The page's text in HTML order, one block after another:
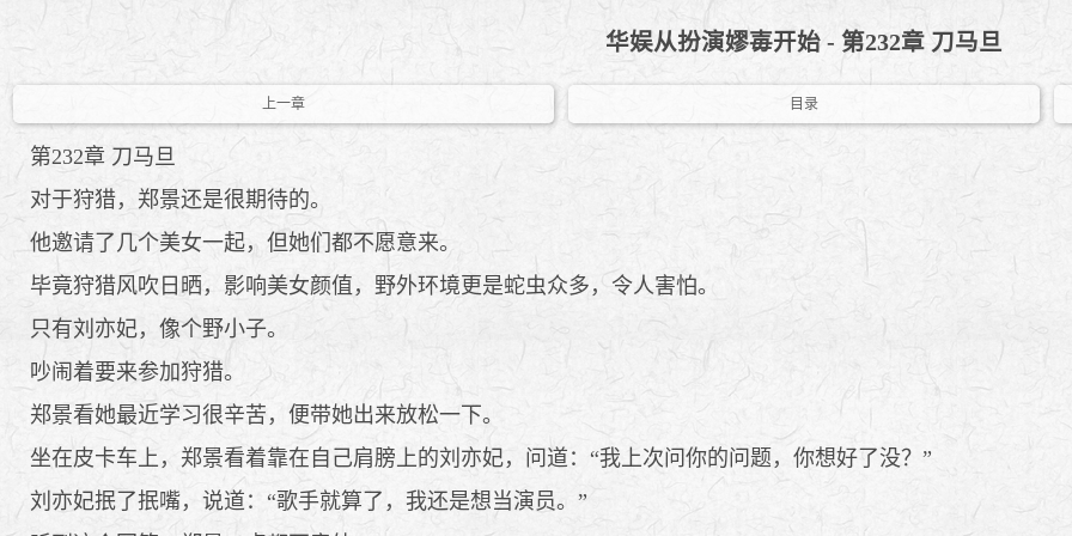
华娱从扮演嫪毐开始 - 第232章 刀马旦
上一章 目录
第232章 刀马旦
对于狩猎，郑景还是很期待的。
他邀请了几个美女一起，但她们都不愿意来。
毕竟狩猎风吹日晒，影响美女颜值，野外环境更是蛇虫众多，令人害怕。
只有刘亦妃，像个野小子。
吵闹着要来参加狩猎。
郑景看她最近学习很辛苦，便带她出来放松一下。
坐在皮卡车上，郑景看着靠在自己肩膀上的刘亦妃，问道：“我上次问你的问题，你想好了没？”
刘亦妃抿了抿嘴，说道：“歌手就算了，我还是想当演员。”